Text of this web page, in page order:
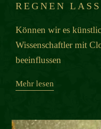
REGNEN
Können wir es
Wissenschaftler mit
beeinflussen
Mehr lesen